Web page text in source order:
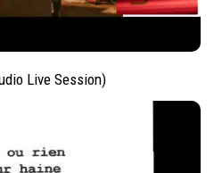
Live Session)